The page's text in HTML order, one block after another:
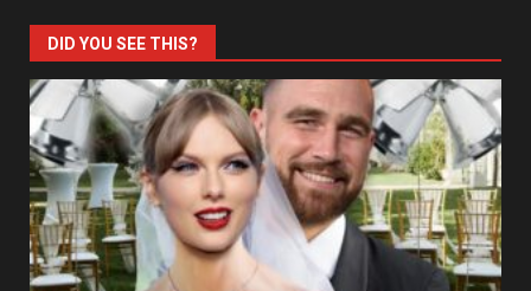
DID YOU SEE THIS?